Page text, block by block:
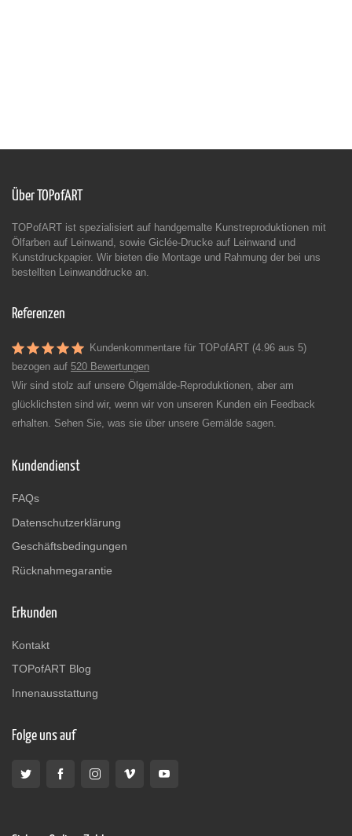
Über TOPofART
TOPofART ist spezialisiert auf handgemalte Kunstreproduktionen mit
Ölfarben auf Leinwand, sowie Giclée-Drucke auf Leinwand und
Kunstdruckpapier. Wir bieten die Montage und Rahmung der bei uns
bestellten Leinwanddrucke an.
Referenzen
Kundenkommentare für TOPofART (4.96 aus 5)
bezogen auf 520 Bewertungen
Wir sind stolz auf unsere Ölgemälde-Reproduktionen, aber am
glücklichsten sind wir, wenn wir von unseren Kunden ein Feedback
erhalten. Sehen Sie, was sie über unsere Gemälde sagen.
Kundendienst
FAQs
Datenschutzerklärung
Geschäftsbedingungen
Rücknahmegarantie
Erkunden
Kontakt
TOPofART Blog
Innenausstattung
Folge uns auf